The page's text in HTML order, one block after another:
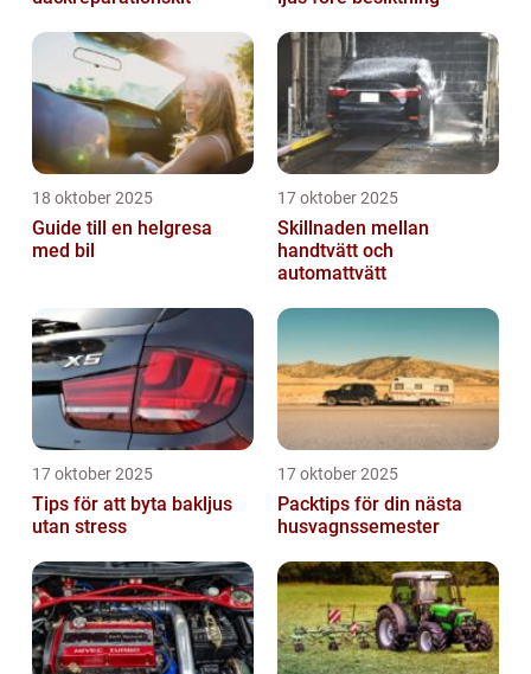
18 oktober 2025
Guide till en helgresa
med bil
17 oktober 2025
Skillnaden mellan
handtvätt och
automattvätt
17 oktober 2025
Tips för att byta bakljus
utan stress
17 oktober 2025
Packtips för din nästa
husvagnssemester